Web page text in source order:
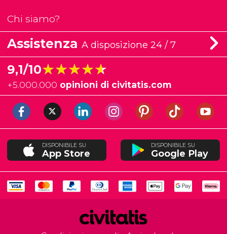
Chi siamo?
Assistenza A disposizione 24 / 7
9,1/10★★★★★
★★★★★
+5.000.000 opinioni di civitatis.com
DISPONIBILE SU
App Store
DISPONIBILE SU
Google Play